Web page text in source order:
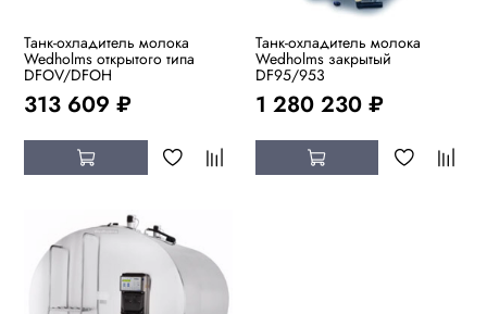
Танк-охладитель молока
Wedholms открытого типа
DFOV/DFOH
313 609 ₽
Танк-охладитель молока
Wedholms закрытый
DF95/953
1 280 230 ₽